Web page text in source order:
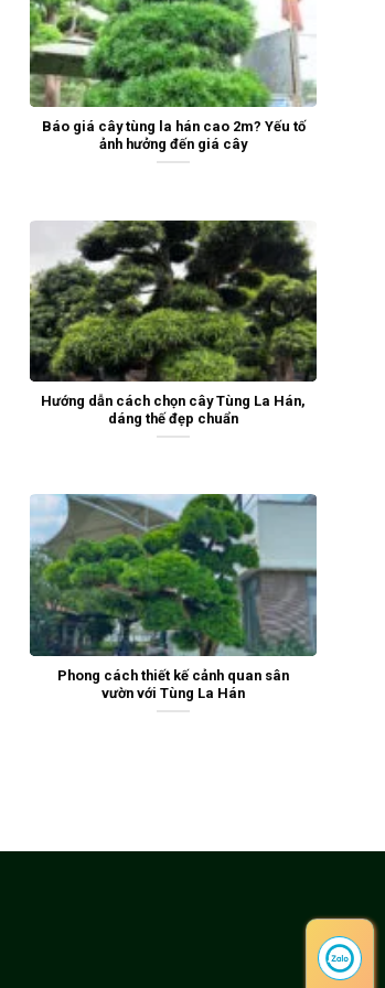
Báo giá cây tùng la hán cao 2m? Yếu tố
ảnh hưởng đến giá cây
Hướng dẫn cách chọn cây Tùng La Hán,
dáng thế đẹp chuẩn
Phong cách thiết kế cảnh quan sân
vườn với Tùng La Hán